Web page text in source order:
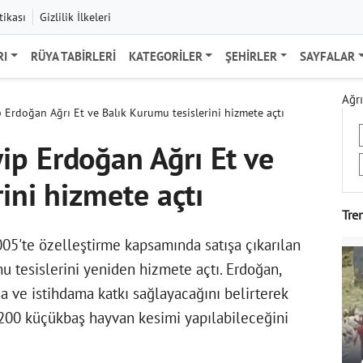
Gizlilik İlkeleri
RÜYA TABIRLERI KATEGORILER ŞEHIRLER SAYFALAR
Erdoğan Ağrı Et ve Balık Kurumu tesislerini hizmete açtı
Erdoğan Ağrı Et ve
hizmete açtı
özelleştirme kapsamında satışa çıkarılan
tesislerini yeniden hizmete açtı. Erdoğan,
istihdama katkı sağlayacağını belirterek
küçükbaş hayvan kesimi yapılabileceğini